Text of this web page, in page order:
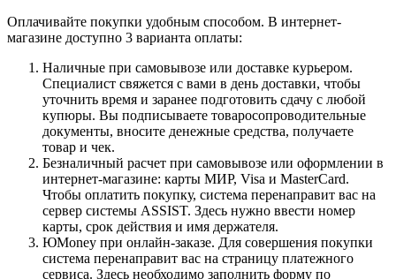
Оплачивайте покупки удобным способом. В интернет-
магазине доступно 3 варианта оплаты:
Наличные при самовывозе или доставке курьером.
Специалист свяжется с вами в день доставки, чтобы
уточнить время и заранее подготовить сдачу с любой
купюры. Вы подписываете товаросопроводительные
документы, вносите денежные средства, получаете
товар и чек.
Безналичный расчет при самовывозе или оформлении в
интернет-магазине: карты МИР, Visa и MasterCard.
Чтобы оплатить покупку, система перенаправит вас на
сервер системы ASSIST. Здесь нужно ввести номер
карты, срок действия и имя держателя.
ЮMoney при онлайн-заказе. Для совершения покупки
система перенаправит вас на страницу платежного
сервиса. Здесь необходимо заполнить форму по